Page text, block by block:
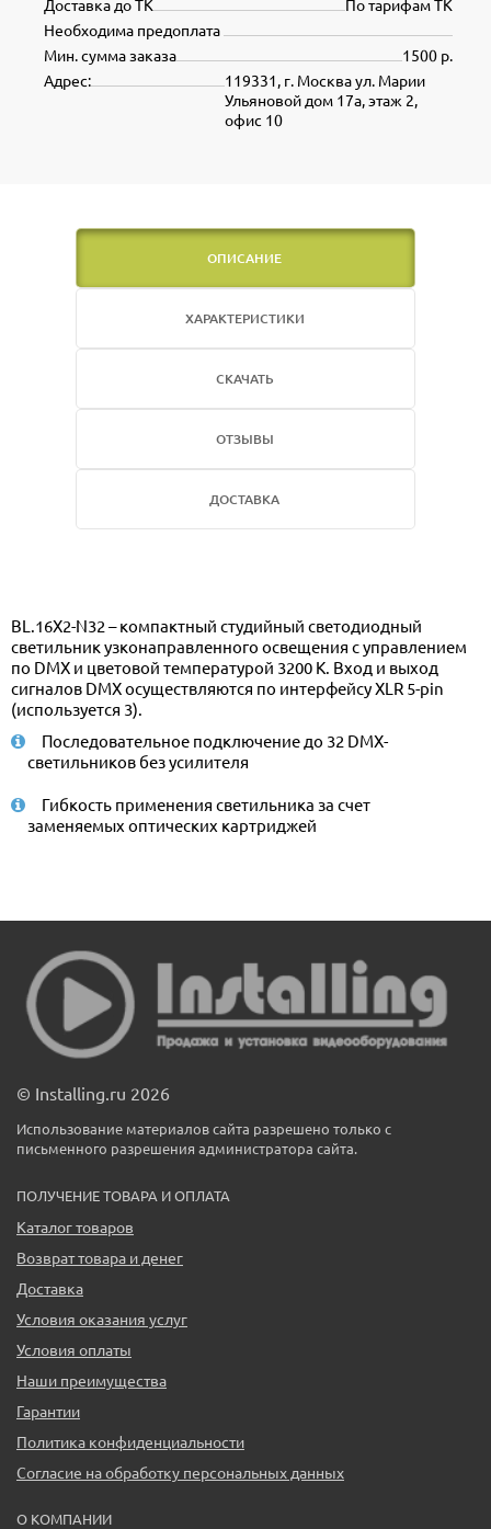
По тарифам ТК
Доставка до ТК
Необходима предоплата
1500 р.
Мин. сумма заказа
119331, г. Москва ул. Марии
Ульяновой дом 17а, этаж 2,
офис 10
Адрес:
ОПИСАНИЕ
ХАРАКТЕРИСТИКИ
СКАЧАТЬ
ОТЗЫВЫ
ДОСТАВКА
BL.16X2-N32 – компактный студийный светодиодный
светильник узконаправленного освещения с управлением
по DMX и цветовой температурой 3200 К. Вход и выход
сигналов DMX осуществляются по интерфейсу XLR 5-pin
(используется 3).
Последовательное подключение до 32 DMX-
светильников без усилителя
Гибкость применения светильника за счет
заменяемых оптических картриджей
© Installing.ru 2026
Использование материалов сайта разрешено только с
письменного разрешения администратора сайта.
ПОЛУЧЕНИЕ ТОВАРА И ОПЛАТА
Каталог товаров
Возврат товара и денег
Доставка
Условия оказания услуг
Условия оплаты
Наши преимущества
Гарантии
Политика конфиденциальности
Согласие на обработку персональных данных
О КОМПАНИИ